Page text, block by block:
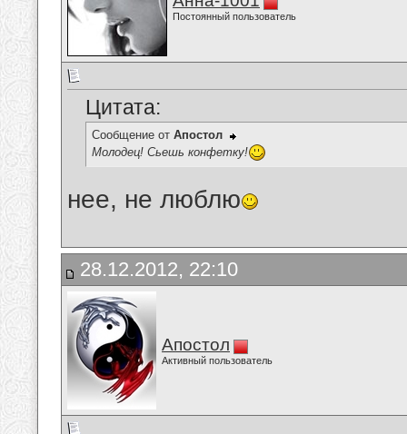
Постоянный пользователь
Цитата:
Сообщение от Апостол
Молодец! Сьешь конфетку!
нее, не люблю
28.12.2012, 22:10
Апостол
Активный пользователь